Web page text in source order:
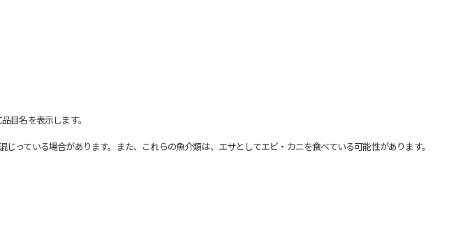
目名を表示します。
ている場合があります。また、これらの魚介類は、エサとしてエビ・カニを食べている可能性があります。